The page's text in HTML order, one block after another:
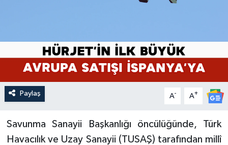
Paylaş A- A+
Savunma Sanayii Başkanlığı öncülüğünde, Türk
Havacılık ve Uzay Sanayii (TUSAŞ) tarafından millî